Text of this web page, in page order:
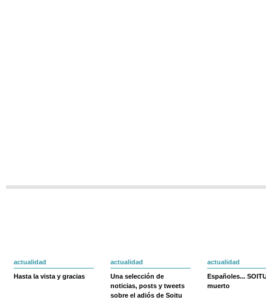
actualidad
Hasta la vista y gracias
actualidad
Una selección de
noticias, posts y tweets
sobre el adiós de Soitu
actualidad
Españoles...
muerto